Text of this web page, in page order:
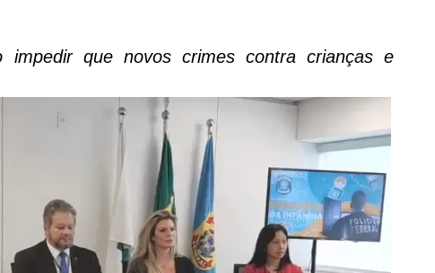
impedir que novos crimes contra crianças e